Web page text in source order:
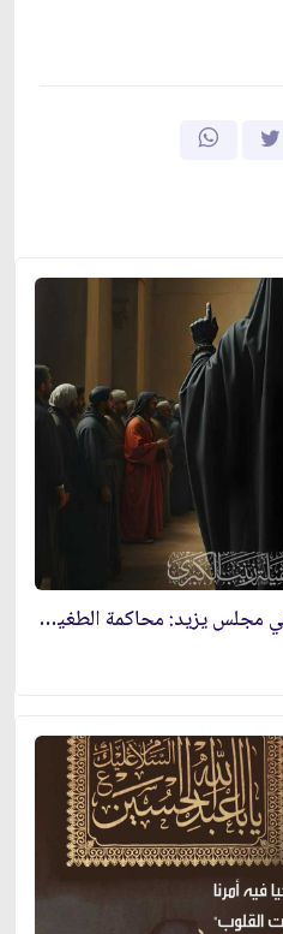
خطبة زينب (عليها السلام) في مجلس يزيد: محاكمة الطغيان في عقر داره